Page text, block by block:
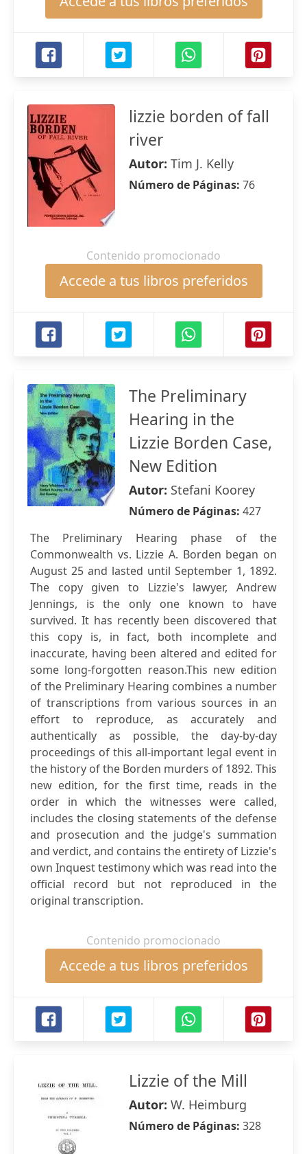
lizzie borden of fall
river
Autor: Tim J. Kelly
Número de Páginas: 76
Contenido promocionado
Accede a tus libros preferidos
The Preliminary
Hearing in the
Lizzie Borden Case,
New Edition
Autor: Stefani Koorey
Número de Páginas: 427
The Preliminary Hearing phase of the
Commonwealth vs. Lizzie A. Borden began on
August 25 and lasted until September 1, 1892.
The copy given to Lizzie's lawyer, Andrew
Jennings, is the only one known to have
survived. It has recently been discovered that
this copy is, in fact, both incomplete and
inaccurate, having been altered and edited for
some long-forgotten reason.This new edition
of the Preliminary Hearing combines a number
of transcriptions from various sources in an
effort to reproduce, as accurately and
authentically as possible, the day-by-day
proceedings of this all-important legal event in
the history of the Borden murders of 1892. This
new edition, for the first time, reads in the
order in which the witnesses were called,
includes the closing statements of the defense
and prosecution and the judge's summation
and verdict, and contains the entirety of Lizzie's
own Inquest testimony which was read into the
official record but not reproduced in the
original transcription.
Contenido promocionado
Accede a tus libros preferidos
Lizzie of the Mill
Autor: W. Heimburg
Número de Páginas: 328